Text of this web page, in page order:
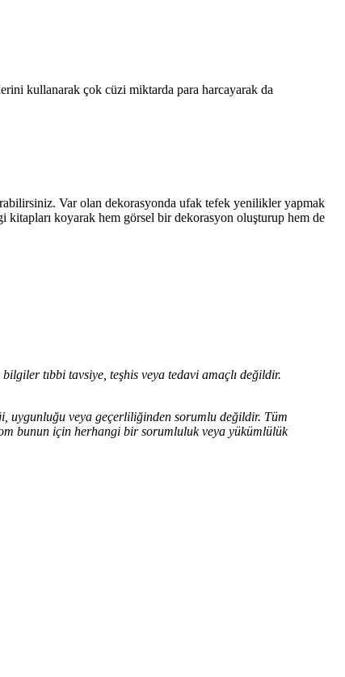
kullanarak çok cüzi miktarda para harcayarak da
Var olan dekorasyonda ufak tefek yenilikler yapmak
koyarak hem görsel bir dekorasyon oluşturup hem de
tıbbi tavsiye, teşhis veya tedavi amaçlı değildir.
uygunluğu veya geçerliliğinden sorumlu değildir. Tüm
bunun için herhangi bir sorumluluk veya yükümlülük